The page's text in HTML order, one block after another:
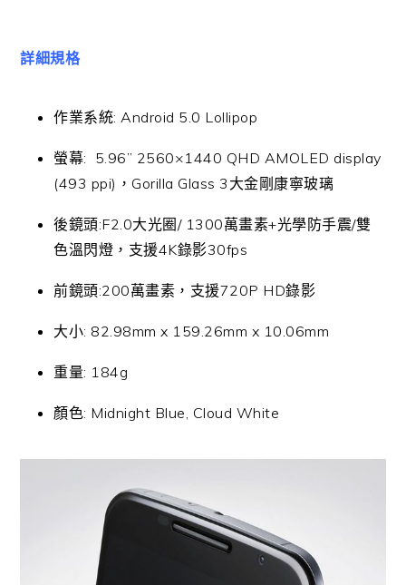
詳細規格
作業系統: Android 5.0 Lollipop
螢幕: 5.96” 2560×1440 QHD AMOLED display
(493 ppi)，Gorilla Glass 3大金剛康寧玻璃
後鏡頭:F2.0大光圈/ 1300萬畫素+光學防手震/雙
色溫閃燈，支援4K錄影30fps
前鏡頭:200萬畫素，支援720P HD錄影
大小: 82.98mm x 159.26mm x 10.06mm
重量: 184g
顏色: Midnight Blue, Cloud White